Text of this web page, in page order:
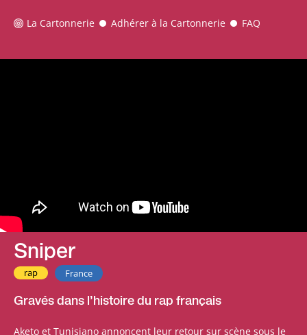
La Cartonnerie Adhérer à la Cartonnerie FAQ
Sniper
rap France
Gravés dans l’histoire du rap français
Aketo et Tunisiano annoncent leur retour sur scène sous le